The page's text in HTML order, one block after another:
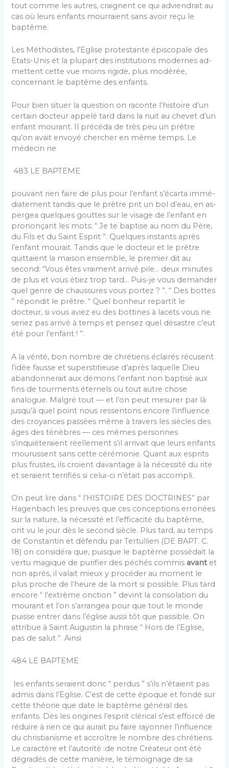
tout comme les autres, crai­gnent ce qui adviendrait au
cas où leurs enfants mour­raient sans avoir reçu le
baptême.
Les Méthodistes, l’Eglise protestante épiscopale des
Etats-Unis et la plupart des institutions modernes ad­
mettent cette vue moins rigide, plus modérée,
concernant le baptême des enfants.
Pour bien situer la question on raconte l’histoire d’un
certain docteur appelé tard dans la nuit au chevet d’un
enfant mourant. Il précéda de très peu un prêtre
qu’on avait envoyé chercher en même temps. Le
médecin ne
483 LE BAPTEME
pouvant rien faire de plus pour l’enfant s’écarta immé­
diatement tandis que le prêtre prit un bol d’eau, en as­
pergea quelques gouttes sur le visage de l’enfant en
prononçant les mots: “ Je te baptise au nom du Père,
du Fils et du Saint Esprit ”. Quelques instants après
l’en­fant mourait. Tandis que le docteur et le prêtre
quittaient la maison ensemble, le premier dit au
second: “Vous êtes vraiment arrivé pile… deux minutes
de plus et vous étiez trop tard… Puis­-je vous demander
quel genre de chaussures vous portez ? ”. “ Des bottes
” répondit le prêtre. “ Quel bonheur repartît le
docteur, si vous aviez eu des bottines à lacets vous ne
seriez pas arrivé à temps et pensez quel désastre c’eut
été pour l’enfant ! ”.
A la vérité, bon nombre de chrétiens éclairés récusent
l’idée fausse et superstitieuse d’après laquelle Dieu
aban­donnerait aux démons l’enfant non baptisé aux
fins de tourments éternels ou tout autre chose
analogue. Malgré tout — et l’on peut mesurer par là
jusqu’à quel point nous ressentons encore l’influence
des croyances passées même à travers les siècles des
âges des ténèbres — ces mêmes personnes
s’inquiéteraient réellement s’il arrivait que leurs enfants
mourussent sans cette cérémonie. Quant aux esprits
plus frustes, ils croient davantage à la né­cessité du rite
et seraient terrifiés si celui-ci n’était pas accompli.
On peut lire dans “ l’HISTOIRE DES DOCTRINES” par
Hagenbach les preuves que ces conceptions erronées
sur la nature, la nécessité et l’efficacité du baptême,
ont vu le jour dès le second siècle. Plus tard, au temps
de Constantin et défendu par Tertullien (DE BAPT. C.
18) on considéra que, puisque le baptême possédait la
vertu magique de purifier des péchés commisavantet
non après, il valait mieux y procéder au moment le
plus proche de l’heure de la mort si possible. Plus tard
encore “ l’ex­trême onction ” devint la consolation du
mourant et l’on s’arrangea pour que tout le monde
puisse entrer dans l’église aussi tôt que passible. On
attribue à Saint Au­gustin la phrase “ Hors de l’Eglise,
pas de salut ”. Ainsi
484 LE BAPTEME
les enfants seraient donc “ perdus ” s’ils n’étaient pas
admis dans l’Eglise. C’est de cette époque et fondé sur
cette théorie que date le baptême général des
enfants. Dès les origines l’esprit clérical s’est efforcé de
réduire à rien ce qui aurait pu faire rayonner l’influence
du christianisme et accroître le nombre des chrétiens.
Le caractère et l’autorité :de notre Créateur ont été
dégradés de cette manière, le témoignage de sa